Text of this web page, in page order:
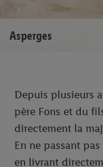
Asperges
Depuis plusieurs
père Fons et du
directement la
En ne passant
en livrant